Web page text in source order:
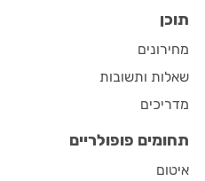
תוכן
מחירונים
שאלות ותשובות
מדריכים
תחומים פופולריים
איטום